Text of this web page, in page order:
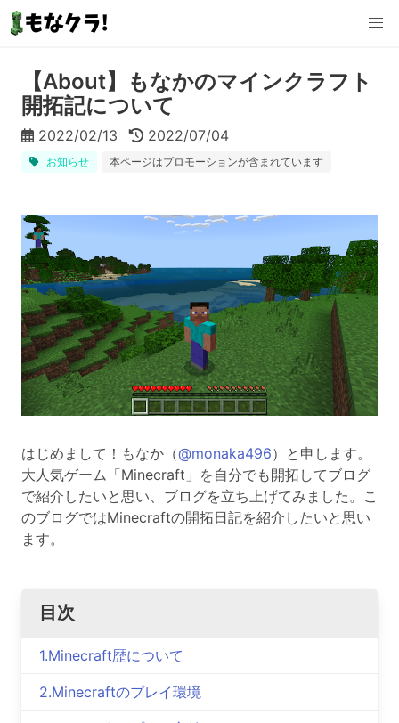
【About】もなかのマインクラフト
開拓記について
2022/02/13 2022/07/04
お知らせ 本ページはプロモーションが含まれています
はじめまして！もなか（@monaka496）と申します。
大人気ゲーム「Minecraft」を自分でも開拓してブログ
で紹介したいと思い、ブログを立ち上げてみました。こ
のブログではMinecraftの開拓日記を紹介したいと思い
ます。
目次
1.Minecraft歴について
2.Minecraftのプレイ環境